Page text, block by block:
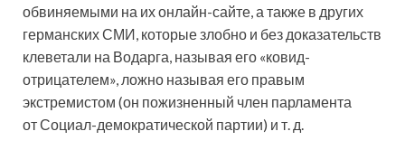
обвиняемыми на их онлайн-сайте, а также в других
германских СМИ, которые злобно и без доказательств
клеветали на Водарга, называя его «ковид-
отрицателем», ложно называя его правым
экстремистом (он пожизненный член парламента
от Социал-демократической партии) и т. д.